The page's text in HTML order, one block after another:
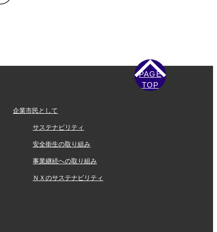
PAGE
TOP
企業市民として
サステナビリティ
安全衛生の取り組み
事業継続への取り組み
ＮＸのサステナビリティ